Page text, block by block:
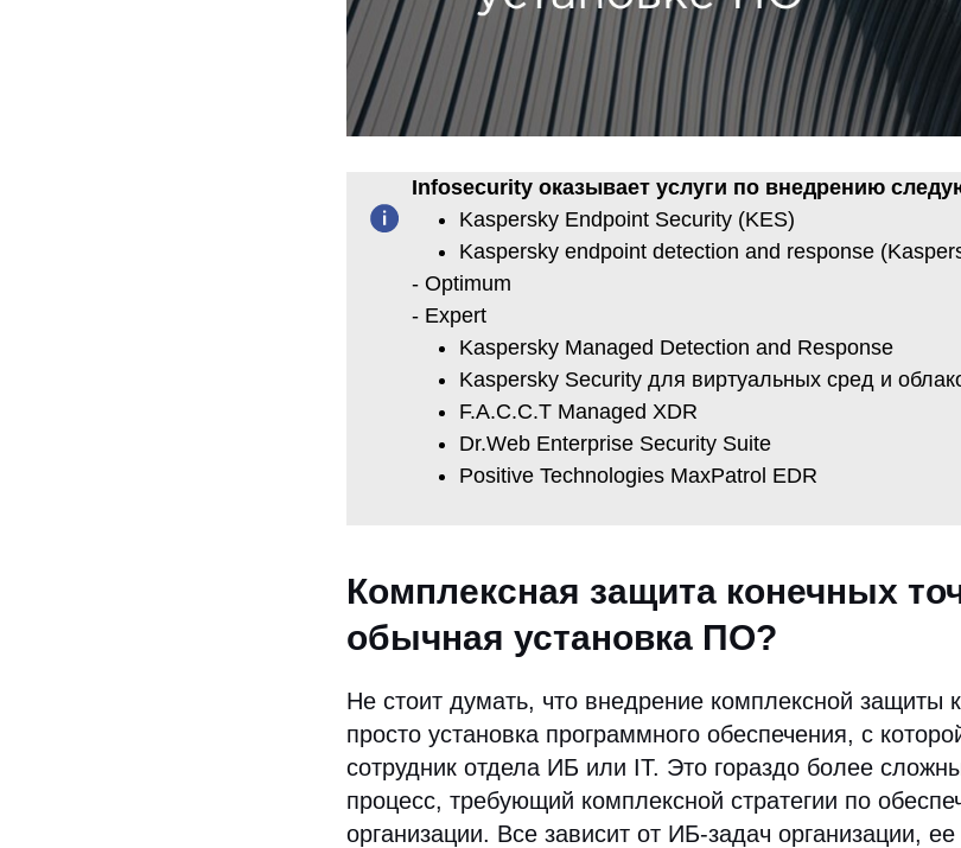
Infosecurity оказывает услуги по внедрению
Kaspersky Endpoint Security (KES)
Kaspersky endpoint detection and response
- Optimum
- Expert
Kaspersky Managed Detection and Response
Kaspersky Security для виртуальных сред и
F.A.C.C.T Managed XDR
Dr.Web Enterprise Security Suite
Positive Technologies MaxPatrol EDR
Комплексная защита конечных
обычная установка ПО?
Не стоит думать, что внедрение комплексной защиты
просто установка программного обеспечения, с
сотрудник отдела ИБ или IT. Это гораздо более
процесс, требующий комплексной стратегии по
организации. Все зависит от ИБ-задач организации,